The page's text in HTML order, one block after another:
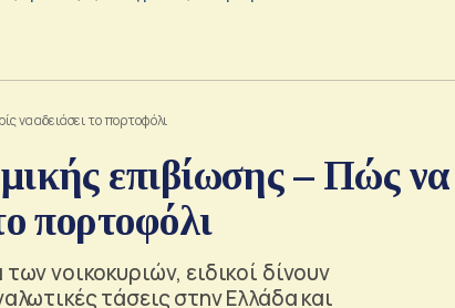
να αδειάσει το πορτοφόλι
επιβίωσης – Πώς να
πορτοφόλι
νοικοκυριών, ειδικοί δίνουν
τάσεις στην Ελλάδα και